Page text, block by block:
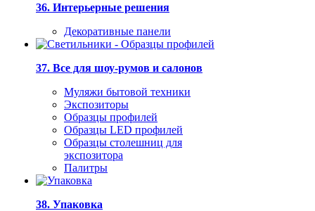
36. Интерьерные решения
Декоративные панели
37. Все для шоу-румов и салонов
Муляжи бытовой техники
Экспозиторы
Образцы профилей
Образцы LED профилей
Образцы столешниц для
экспозитора
Палитры
38. Упаковка